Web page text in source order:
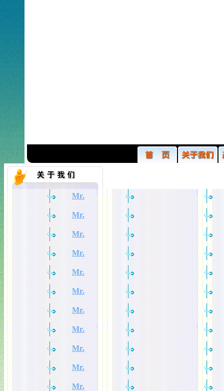
Mr.
Mr.
Mr.
Mr.
Mr.
Mr.
Mr.
Mr.
Mr.
Mr.
Mr.